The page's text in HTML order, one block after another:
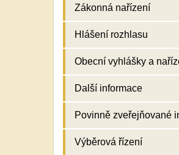
Zákonná nařízení
Hlášení rozhlasu
Obecní vyhlášky a
Další informace
Povinně zveřejňované
Výběrová řízení